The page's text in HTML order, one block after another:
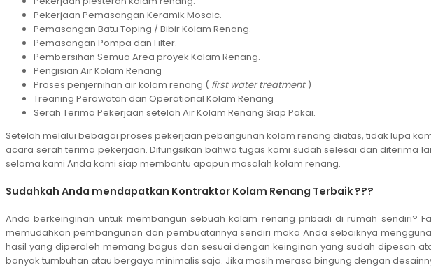
Pekerjaan Pemasangan Keramik Mosaic.
Pemasangan Batu Toping / Bibir Kolam Renang.
Pemasangan Pompa dan Filter.
Pembersihan Semua Area proyek Kolam Renang.
Pengisian Air Kolam Renang
Proses penjernihan air kolam renang ( first water treatment)
Treaning Perawatan dan Operational Kolam Renang
Serah Terima Pekerjaan setelah Air Kolam Renang Siap Pakai.
Setelah melalui bebagai proses pekerjaan pebangunan kolam renang diatas, tidak lupa
acara serah terima pekerjaan. Difungsikan bahwa tugas kami sudah selesai dan diterima
selama kami Anda kami siap membantu apapun masalah kolam renang.
Sudahkah Anda mendapatkan Kontraktor Kolam Renang Terbaik ???
Anda berkeinginan untuk membangun sebuah kolam renang pribadi di rumah sendiri?
memudahkan pembangunan dan pembuatannya sendiri maka Anda sebaiknya
hasil yang diperoleh memang bagus dan sesuai dengan keinginan yang sudah dipesan
banyak tumbuhan atau bergaya minimalis saja. Jika masih merasa bingung dengan